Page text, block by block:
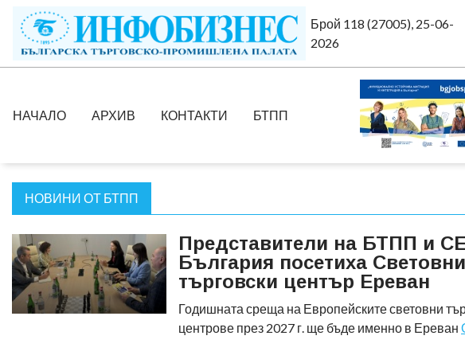
Брой 118 (27005), 25-06-
2026
НАЧАЛО АРХИВ КОНТАКТИ БТПП
НОВИНИ ОТ БТПП
Представители на БТПП и
България посетиха
търговски център Ереван
Годишната среща на Европейските световни
центрове през 2027 г. ще бъде именно в Ереван